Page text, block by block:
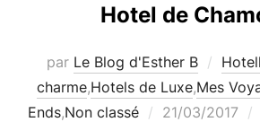
Hotel de
par Le Blog d'Esther B
charme,Hotels de Luxe,Mes
Ends,Non classé
Publié
21/03/2017